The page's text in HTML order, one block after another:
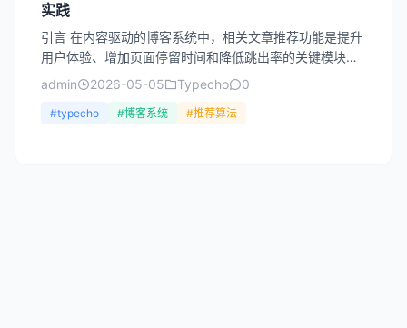
实践
引言 在内容驱动的博客系统中，相关文章推荐功能是提升
用户体验、增加页面停留时间和降低跳出率的关键模块。
Typecho 作为一款轻量级、高性能的开源博客系统，其 ...
admin 2026-05-05 Typecho 0
#typecho #博客系统 #推荐算法